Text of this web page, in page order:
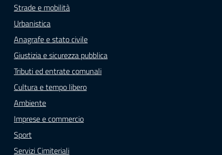
Strade e mobilità
Urbanistica
Anagrafe e stato civile
Giustizia e sicurezza pubblica
Tributi ed entrate comunali
Cultura e tempo libero
Ambiente
Imprese e commercio
Sport
Servizi Cimiteriali